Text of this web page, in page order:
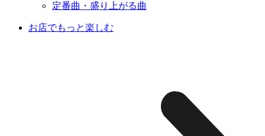
定番曲・盛り上がる曲
お店でもっと楽しむ